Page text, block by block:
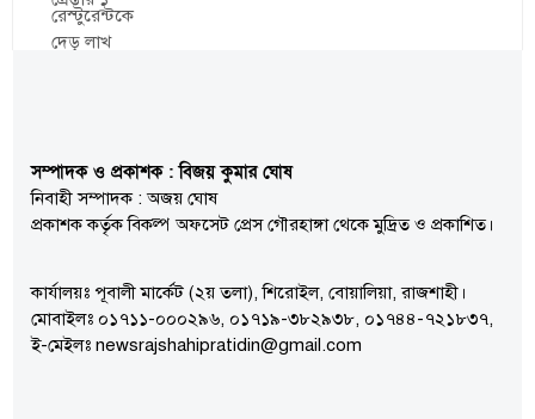
সম্পাদক ও প্রকাশক : বিজয় কুমার ঘোষ
নিবাহী সম্পাদক : অজয় ঘোষ
প্রকাশক কর্তৃক বিকল্প অফসেট প্রেস গৌরহাঙ্গা থেকে মুদ্রিত ও প্রকাশিত।
কার্যালয়ঃ পূবালী মার্কেট (২য় তলা), শিরোইল, বোয়ালিয়া, রাজশাহী।
মোবাইলঃ ০১৭১১-০০০২৯৬, ০১৭১৯-৩৮২৯৩৮, ০১৭৪৪-৭২১৮৩৭,
ই-মেইলঃ newsrajshahipratidin@gmail.com